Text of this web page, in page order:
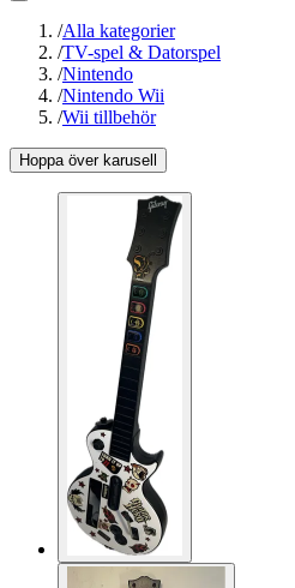
/Alla kategorier
/TV-spel & Datorspel
/Nintendo
/Nintendo Wii
/Wii tillbehör
Hoppa över karusell